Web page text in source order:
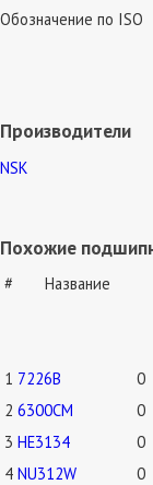
Обозначение по ISO
Производители
NSK
Похожие
# Название
1 7226B 0
2 6300CM 0
3 HE3134 0
4 NU312W 0